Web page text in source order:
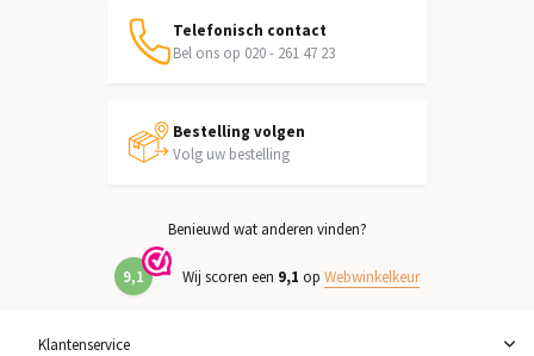
Telefonisch contact
Bel ons op 020 - 261 47 23
Bestelling volgen
Volg uw bestelling
Benieuwd wat anderen vinden?
9,1 Wij scoren een 9,1 op Webwinkelkeur
Klantenservice